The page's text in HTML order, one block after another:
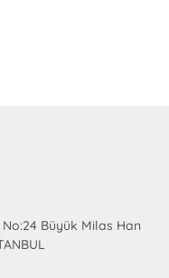
Büyük Milas Han